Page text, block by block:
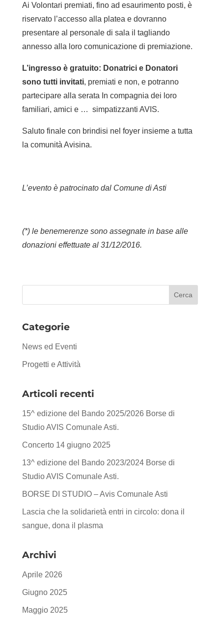
Ai Volontari premiati, fino ad esaurimento posti, è
riservato l’accesso alla platea e dovranno
presentare al personale di sala il tagliando
annesso alla loro comunicazione di premiazione.
L’ingresso è gratuito: Donatrici e Donatori
sono tutti invitati, premiati e non, e potranno
partecipare alla serata In compagnia dei loro
familiari, amici e … simpatizzanti AVIS.
Saluto finale con brindisi nel foyer insieme a tutta
la comunità Avisina.
L’evento è patrocinato dal Comune di Asti
(*) le benemerenze sono assegnate in base alle
donazioni effettuate al 31/12/2016.
Categorie
News ed Eventi
Progetti e Attività
Articoli recenti
15^ edizione del Bando 2025/2026 Borse di
Studio AVIS Comunale Asti.
Concerto 14 giugno 2025
13^ edizione del Bando 2023/2024 Borse di
Studio AVIS Comunale Asti.
BORSE DI STUDIO – Avis Comunale Asti
Lascia che la solidarietà entri in circolo: dona il
sangue, dona il plasma
Archivi
Aprile 2026
Giugno 2025
Maggio 2025